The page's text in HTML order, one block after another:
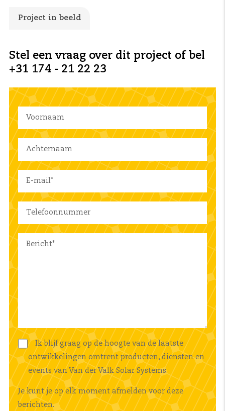
Project in beeld
Stel een vraag over dit project of bel
+31 174 - 21 22 23
Ik blijf graag op de hoogte van de laatste
ontwikkelingen omtrent producten, diensten en
events van Van der Valk Solar Systems.
Je kunt je op elk moment afmelden voor deze
berichten.